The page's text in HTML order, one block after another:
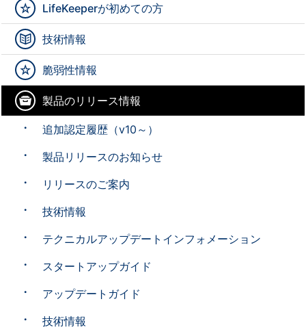
LifeKeeperが初めての方
技術情報
脆弱性情報
製品のリリース情報
追加認定履歴（v10～）
製品リリースのお知らせ
リリースのご案内
技術情報
テクニカルアップデートインフォメーション
スタートアップガイド
アップデートガイド
技術情報